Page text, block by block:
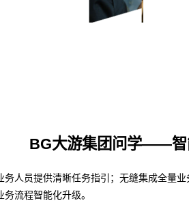
BG大游集团问学——智
人员提供清晰任务指引；无缝集成全量
流程智能化升级。